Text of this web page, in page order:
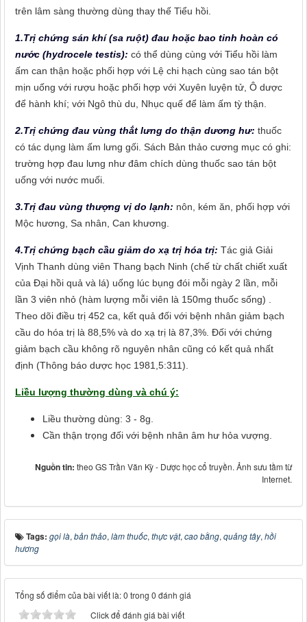
trên lâm sàng thường dùng thay thế Tiểu hồi.
1.Trị chứng sán khí (sa ruột) đau hoặc bao tinh hoàn có
nước (hydrocele testis): có thể dùng cùng với Tiểu hồi làm
ấm can thận hoặc phối hợp với Lệ chi hạch cùng sao tán bột
mịn uống với rượu hoặc phối hợp với Xuyên luyện tử, Ô dược
để hành khí; với Ngô thù du, Nhục quế để làm ấm tỳ thận.
2.Trị chứng đau vùng thắt lưng do thận dương hư: thuốc
có tác dụng làm ấm lưng gối. Sách Bản thảo cương mục có ghi:
trường hợp đau lưng như đâm chích dùng thuốc sao tán bột
uống với nước muối.
3.Trị đau vùng thượng vị do lạnh: nôn, kém ăn, phối hợp với
Mộc hương, Sa nhân, Can khương.
4.Trị chứng bạch cầu giảm do xạ trị hóa trị: Tác giả Giải
Vịnh Thanh dùng viên Thang bạch Ninh (chế từ chất chiết xuất
của Đại hồi quả và lá) uống lúc bụng đói mỗi ngày 2 lần, mỗi
lần 3 viên nhỏ (hàm lượng mỗi viên là 150mg thuốc sống) .
Theo dõi điều trị 452 ca, kết quả đối với bệnh nhân giảm bạch
cầu do hóa trị là 88,5% và do xạ trị là 87,3%. Đối với chứng
giảm bạch cầu không rõ nguyên nhân cũng có kết quả nhất
định (Thông báo dược học 1981,5:311).
Liều lượng thường dùng và chú ý:
Liều thường dùng: 3 - 8g.
Cần thận trọng đối với bệnh nhân âm hư hỏa vượng.
Nguồn tin: theo GS Trần Văn Kỳ - Dược học cổ truyền. Ảnh sưu tầm từ
Internet.
Tags: gọi là, bản thảo, làm thuốc, thực vật, cao bằng, quảng tây, hồi
hương
Tổng số điểm của bài viết là: 0 trong 0 đánh giá
Click để đánh giá bài viết